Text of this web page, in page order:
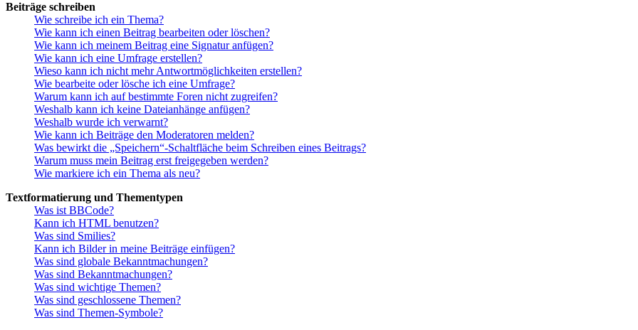
Beiträge schreiben
Wie schreibe ich ein Thema?
Wie kann ich einen Beitrag bearbeiten oder löschen?
Wie kann ich meinem Beitrag eine Signatur anfügen?
Wie kann ich eine Umfrage erstellen?
Wieso kann ich nicht mehr Antwortmöglichkeiten erstellen?
Wie bearbeite oder lösche ich eine Umfrage?
Warum kann ich auf bestimmte Foren nicht zugreifen?
Weshalb kann ich keine Dateianhänge anfügen?
Weshalb wurde ich verwarnt?
Wie kann ich Beiträge den Moderatoren melden?
Was bewirkt die „Speichern“-Schaltfläche beim Schreiben eines Beitrags?
Warum muss mein Beitrag erst freigegeben werden?
Wie markiere ich ein Thema als neu?
Textformatierung und Thementypen
Was ist BBCode?
Kann ich HTML benutzen?
Was sind Smilies?
Kann ich Bilder in meine Beiträge einfügen?
Was sind globale Bekanntmachungen?
Was sind Bekanntmachungen?
Was sind wichtige Themen?
Was sind geschlossene Themen?
Was sind Themen-Symbole?